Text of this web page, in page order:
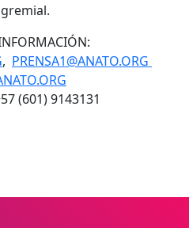
, PRENSA1@ANATO.ORG
(601) 9143131